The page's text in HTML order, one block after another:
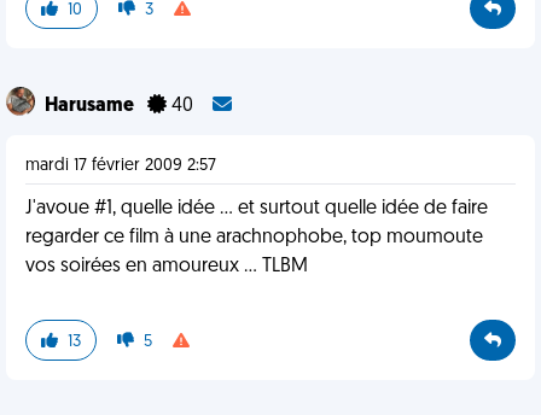
10 3
Harusame 40
mardi 17 février 2009 2:57
J'avoue #1, quelle idée ... et surtout quelle idée de faire
regarder ce film à une arachnophobe, top moumoute
vos soirées en amoureux ... TLBM
13 5